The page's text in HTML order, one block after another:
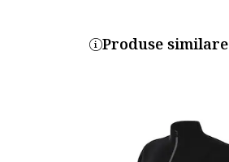
Produse similare